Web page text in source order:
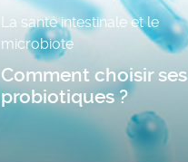
La santé intestinale et le
microbiote
Comment choisir ses
probiotiques ?